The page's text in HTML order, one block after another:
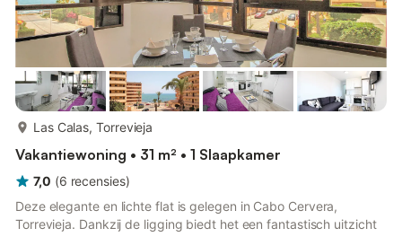
Las Calas, Torrevieja
Vakantiewoning • 31 m² • 1 Slaapkamer
7,0 (6 recensies)
Deze elegante en lichte flat is gelegen in Cabo Cervera,
Torrevieja. Dankzij de ligging biedt het een fantastisch uitzicht